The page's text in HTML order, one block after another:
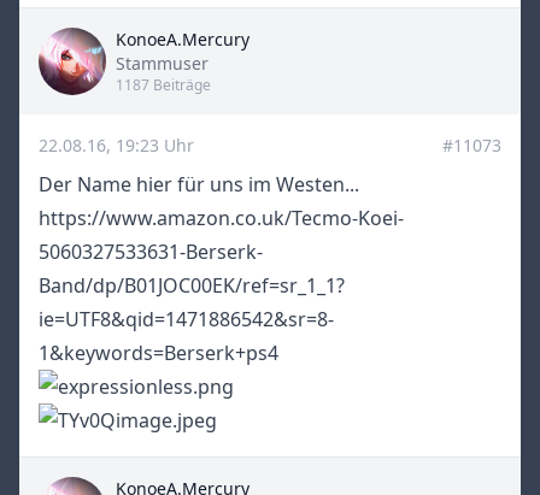
KonoeA.Mercury
Title
Stammuser
1187 Beiträge
22.08.16, 19:23 Uhr #11073
Der Name hier für uns im Westen...
https://www.amazon.co.uk/Tecmo-Koei-
5060327533631-Berserk-
Band/dp/B01JOC00EK/ref=sr_1_1?
ie=UTF8&qid=1471886542&sr=8-
1&keywords=Berserk+ps4
KonoeA.Mercury